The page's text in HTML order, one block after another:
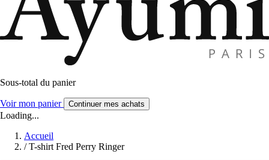
Sous-total du panier
Voir mon panier Continuer mes achats
Loading...
Accueil
/ T-shirt Fred Perry Ringer